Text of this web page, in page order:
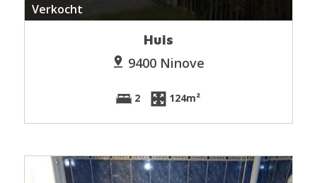
Verkocht
Huis
9400 Ninove
2 124m²